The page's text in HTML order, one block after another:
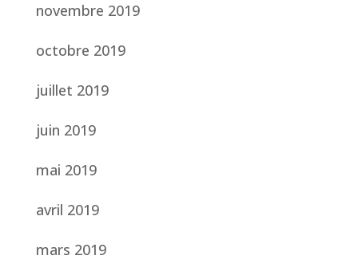
novembre 2019
octobre 2019
juillet 2019
juin 2019
mai 2019
avril 2019
mars 2019